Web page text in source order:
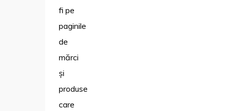
fi pe
paginile
de
mărci
și
produse
care